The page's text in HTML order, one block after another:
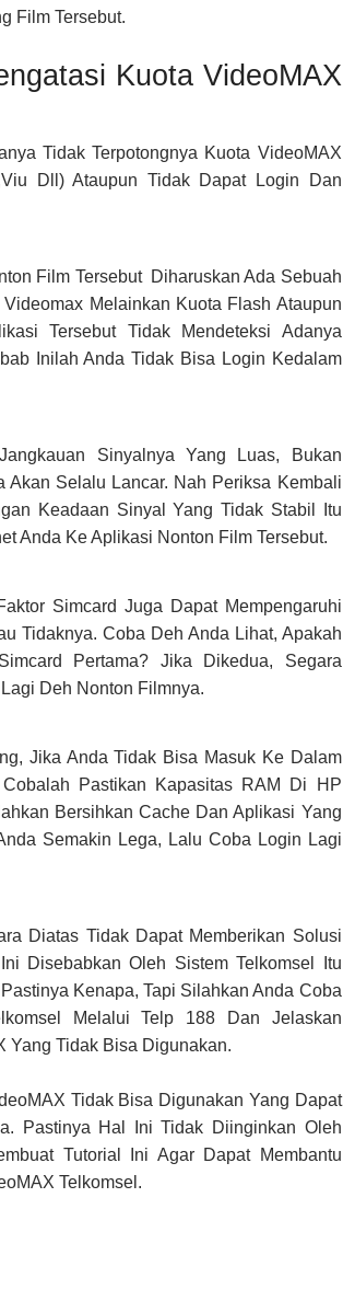
Film Tersebut.
Kuota VideoMAX
Tidak Terpotongnya Kuota VideoMAX
Dll) Ataupun Tidak Dapat Login Dan
Film Tersebut Diharuskan Ada Sebuah
Melainkan Kuota Flash Ataupun
Tersebut Tidak Mendeteksi Adanya
Inilah Anda Tidak Bisa Login Kedalam
Sinyalnya Yang Luas, Bukan
Akan Selalu Lancar. Nah Periksa Kembali
Keadaan Sinyal Yang Tidak Stabil Itu
Anda Ke Aplikasi Nonton Film Tersebut.
Simcard Juga Dapat Mempengaruhi
Tidaknya. Coba Deh Anda Lihat, Apakah
Pertama? Jika Dikedua, Segara
Deh Nonton Filmnya.
Jika Anda Tidak Bisa Masuk Ke Dalam
Pastikan Kapasitas RAM Di HP
Bersihkan Cache Dan Aplikasi Yang
Semakin Lega, Lalu Coba Login Lagi
Diatas Tidak Dapat Memberikan Solusi
Disebabkan Oleh Sistem Telkomsel Itu
Kenapa, Tapi Silahkan Anda Coba
Melalui Telp 188 Dan Jelaskan
Yang Tidak Bisa Digunakan.
Tidak Bisa Digunakan Yang Dapat
Pastinya Hal Ini Tidak Diinginkan Oleh
Tutorial Ini Agar Dapat Membantu
Telkomsel.